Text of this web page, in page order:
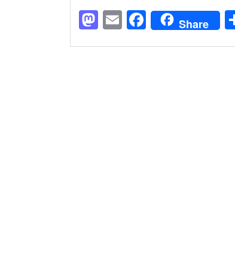
Mastodon
EmailFacebook
Share